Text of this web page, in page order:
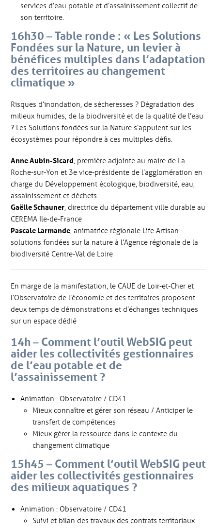
services d’eau potable et d’assainissement collectif de
son territoire.
16h30 – Table ronde : « Les Solutions
Fondées sur la Nature, un levier à
bénéfices multiples dans l’adaptation
des territoires au changement
climatique »
Risques d’inondation, de sécheresses ? Dégradation des
milieux humides, de la biodiversité et de la qualité de l’eau
? Les Solutions fondées sur la Nature s’appuient sur les
écosystèmes pour répondre à ces multiples défis.
Anne Aubin-Sicard, première adjointe au maire de La
Roche-sur-Yon et 3e vice-présidente de l’agglomération en
charge du Développement écologique, biodiversité, eau,
assainissement et déchets
Gaëlle Schauner, directrice du département ville durable au
CEREMA Ile-de-France
Pascale Larmande, animatrice régionale Life Artisan –
solutions fondées sur la nature à l’Agence régionale de la
biodiversité Centre-Val de Loire
En marge de la manifestation, le CAUE de Loir-et-Cher et
l’Observatoire de l’économie et des territoires proposent
deux temps de démonstrations et d’échanges techniques
sur un espace dédié
14h – Comment l’outil WebSIG peut
aider les collectivités gestionnaires
de l’eau potable et de
l’assainissement ?
Animation : Observatoire / CD41
Mieux connaître et gérer son réseau / Anticiper le
transfert de compétences
Mieux gérer la ressource dans le contexte du
changement climatique
15h45 – Comment l’outil WebSIG peut
aider les collectivités gestionnaires
des milieux aquatiques ?
Animation : Observatoire / CD41
Suivi et bilan des travaux des contrats territoriaux